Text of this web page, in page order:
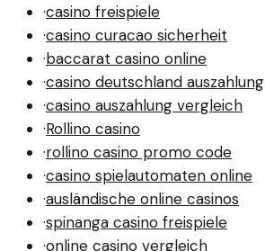
·casino freispiele
·casino curacao sicherheit
·baccarat casino online
·casino deutschland auszahlung
·casino auszahlung vergleich
·Rollino casino
·rollino casino promo code
·casino spielautomaten online
·ausländische online casinos
·spinanga casino freispiele
·online casino vergleich